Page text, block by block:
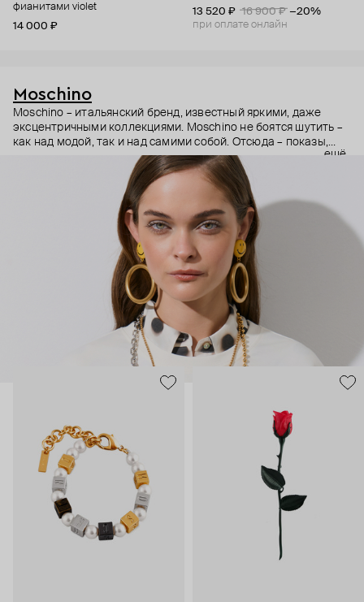
фианитами violet
14 000 ₽
13 520 ₽
16 900 ₽ −20%
при оплате онлайн
Moschino
Moschino – итальянский бренд, известный яркими, даже
эксцентричными коллекциями. Moschino не боятся шутить –
как над модой, так и над самими собой. Отсюда – показы,
мгновенно становящиеся главными событиями, вирусные
выходы селебрити (помните Кэти Перри в платье-люстре на
бале Института костюма Met Gala в 2019 году?) и
коллаборации с самыми неожиданными кандидатами, от
«Улицы Сезам» до The Sims. Украшения бренда –
гипертрофированно праздничные, практически
нарисованные: с кристаллами размером с ладонь и будто бы
расплавленными сердцами.
ещё